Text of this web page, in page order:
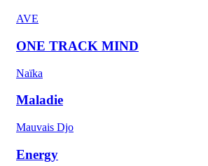
AVE
ONE TRACK MIND
Naïka
Maladie
Mauvais Djo
Energy